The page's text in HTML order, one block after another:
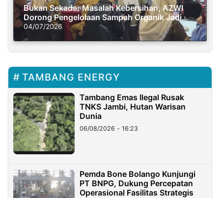
Bukan Sekadar Masalah Kebersihan, AZWI
Dorong Pengelolaan Sampah Organik Jadi
Solusi Krisis Iklim
04/07/2026
TAMBANG ENERGY
Tambang Emas Ilegal Rusak
TNKS Jambi, Hutan Warisan
Dunia
06/08/2026 - 16:23
Pemda Bone Bolango Kunjungi
PT BNPG, Dukung Percepatan
Operasional Fasilitas Strategis